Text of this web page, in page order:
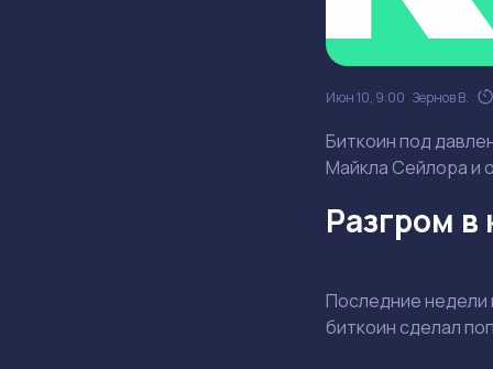
Июн 10, 9:00 Зернов В.
Биткоин под
Майкла Сейлора и
Разгром в
Последние недели
биткоин сделал